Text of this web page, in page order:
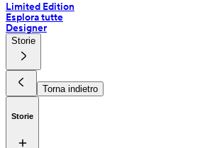
Limited Edition
Esplora tutte
Designer
Storie
Torna indietro
Storie